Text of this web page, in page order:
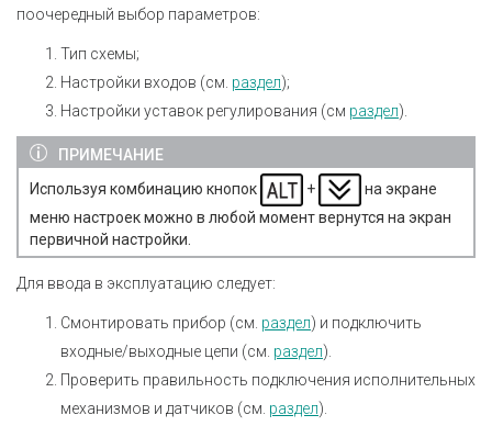
поочередный выбор параметров:
Тип схемы;
Настройки входов (см. раздел);
Настройки уставок регулирования (см раздел).
ПРИМЕЧАНИЕ
Используя комбинацию кнопок
+
на экране
меню настроек можно в любой момент вернутся на экран
первичной настройки.
Для ввода в эксплуатацию следует:
Смонтировать прибор (см. раздел) и подключить
входные/выходные цепи (см. раздел).
Проверить правильность подключения исполнительных
механизмов и датчиков (см. раздел).